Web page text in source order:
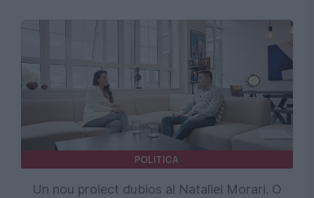
POLITICA
Un nou proiect dubios al Nataliei Morari. O